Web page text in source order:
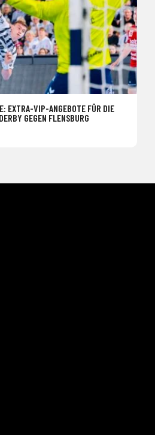
EXTRA-VIP-ANGEBOTE FÜR DIE
GEGEN FLENSBURG